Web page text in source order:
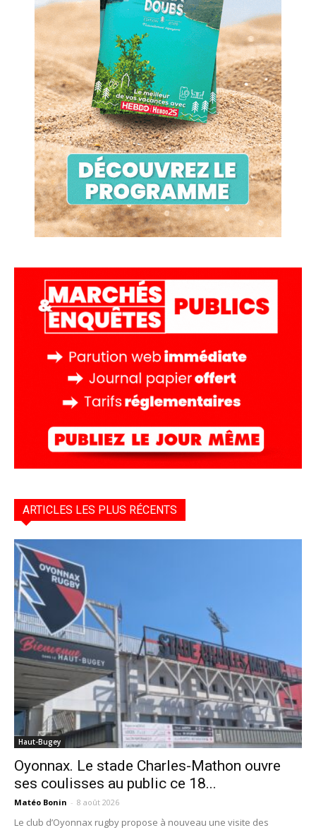
ARTICLES LES PLUS RÉCENTS
Haut-Bugey
Oyonnax. Le stade Charles-Mathon ouvre
ses coulisses au public ce 18...
Matéo Bonin - 8 août 2026
Le club d’Oyonnax rugby propose à nouveau une visite des